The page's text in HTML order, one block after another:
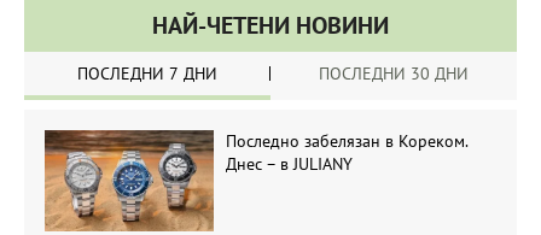
НАЙ-ЧЕТЕНИ НОВИНИ
ПОСЛЕДНИ 7 ДНИ ПОСЛЕДНИ 30 ДНИ
Последно забелязан в Кореком.
Днес – в JULIANY